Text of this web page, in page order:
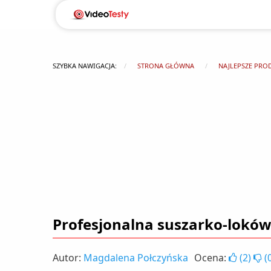
SZYBKA NAWIGACJA: STRONA GŁÓWNA NAJLEPSZE
Profesjonalna suszarko-
Autor: Magdalena Połczyńska Ocena: (2) (